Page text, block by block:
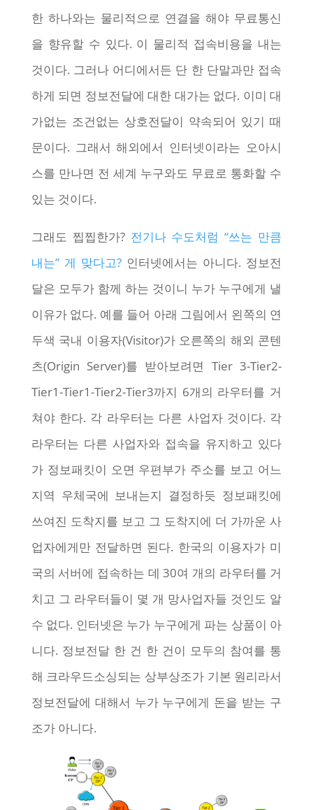
한 하나와는 물리적으로 연결을 해야 무료통신
을 향유할 수 있다. 이 물리적 접속비용을 내는
것이다. 그러나 어디에서든 단 한 단말과만 접속
하게 되면 정보전달에 대한 대가는 없다. 이미 대
가없는 조건없는 상호전달이 약속되어 있기 때
문이다. 그래서 해외에서 인터넷이라는 오아시
스를 만나면 전 세계 누구와도 무료로 통화할 수
있는 것이다.
그래도 찝찝한가? 전기나 수도처럼 “쓰는 만큼
내는” 게 맞다고? 인터넷에서는 아니다. 정보전
달은 모두가 함께 하는 것이니 누가 누구에게 낼
이유가 없다. 예를 들어 아래 그림에서 왼쪽의 연
두색 국내 이용자(Visitor)가 오른쪽의 해외 콘텐
츠(Origin Server)를 받아보려면 Tier 3-Tier2-
Tier1-Tier1-Tier2-Tier3까지 6개의 라우터를 거
쳐야 한다. 각 라우터는 다른 사업자 것이다. 각
라우터는 다른 사업자와 접속을 유지하고 있다
가 정보패킷이 오면 우편부가 주소를 보고 어느
지역 우체국에 보내는지 결정하듯 정보패킷에
쓰여진 도착지를 보고 그 도착지에 더 가까운 사
업자에게만 전달하면 된다. 한국의 이용자가 미
국의 서버에 접속하는 데 30여 개의 라우터를 거
치고 그 라우터들이 몇 개 망사업자들 것인도 알
수 없다. 인터넷은 누가 누구에게 파는 상품이 아
니다. 정보전달 한 건 한 건이 모두의 참여를 통
해 크라우드소싱되는 상부상조가 기본 원리라서
정보전달에 대해서 누가 누구에게 돈을 받는 구
조가 아니다.